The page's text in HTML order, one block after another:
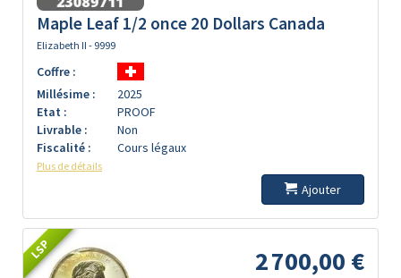
Maple Leaf 1/2 once 20 Dollars Canada
Elizabeth II - 9999
Coffre :
Millésime :
2025
Etat :
PROOF
Livrable :
Non
Fiscalité :
Cours légaux
Plus de détails
Ajouter
LSP 2 700,00 €